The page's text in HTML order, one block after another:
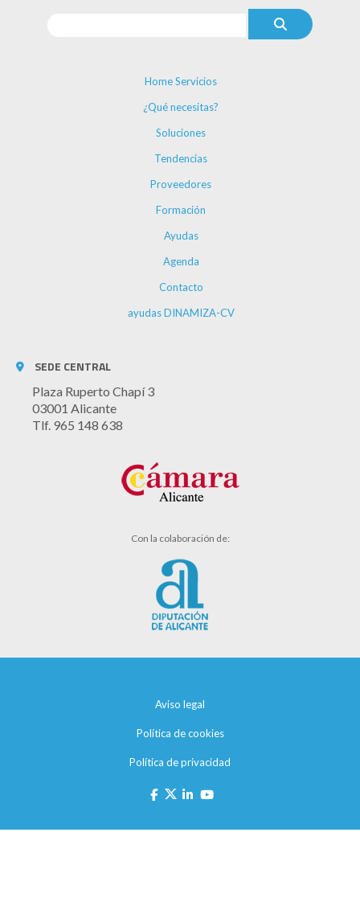
Home Servicios
¿Qué necesitas?
Soluciones
Tendencias
Proveedores
Formación
Ayudas
Agenda
Contacto
ayudas DINAMIZA-CV
SEDE CENTRAL
Plaza Ruperto Chapí 3
03001 Alicante
Tlf. 965 148 638
Con la colaboración de:
Aviso legal
Política de cookies
Política de privacidad